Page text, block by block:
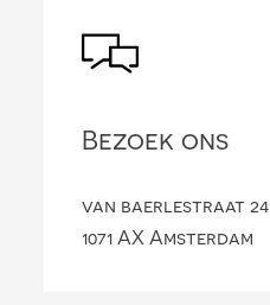
Bezoek ons
van baerlestraat 24
1071 AX Amsterdam